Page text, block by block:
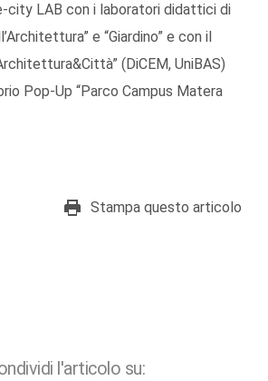
city LAB con i laboratori didattici di
e “Giardino” e con il
(DiCEM, UniBAS)
Pop-Up “Parco Campus Matera
Stampa questo articolo
l'articolo su: